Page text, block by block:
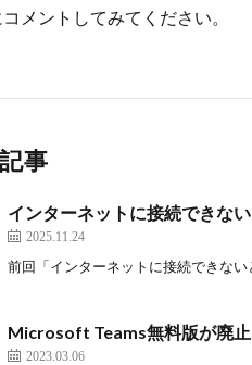
メントしてみてください。
事
インターネットに接続できな
2025.11.24
前回「インターネットに接続できな
Microsoft Teams無料版が廃止
2023.03.06